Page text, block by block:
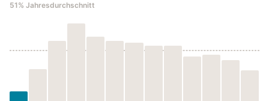
51% Jahresdurchschnitt